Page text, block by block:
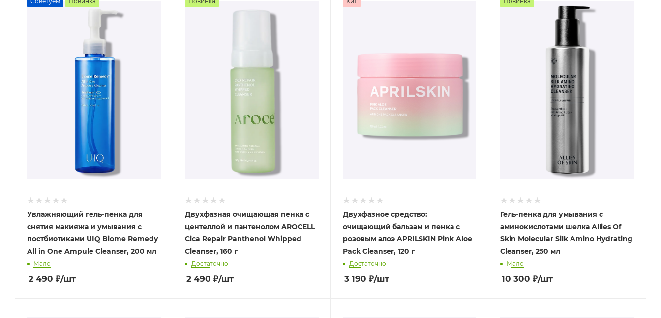
Увлажняющий гель-пенка для
снятия макияжа и умывания с
постбиотиками UIQ Biome Remedy
All in One Ampule Cleanser, 200 мл
Мало
2 490 ₽/шт
Двухфазная очищающая пенка с
центеллой и пантенолом AROCELL
Cica Repair Panthenol Whipped
Cleanser, 160 г
Достаточно
2 490 ₽/шт
Двухфазное средство:
очищающий бальзам и пенка c
розовым алоэ APRILSKIN Pink Aloe
Pack Cleanser, 120 г
Достаточно
3 190 ₽/шт
Гель-пенка для умывания с
аминокислотами шелка Allies Of
Skin Molecular Silk Amino Hydrating
Cleanser, 250 мл
Мало
10 300 ₽/шт